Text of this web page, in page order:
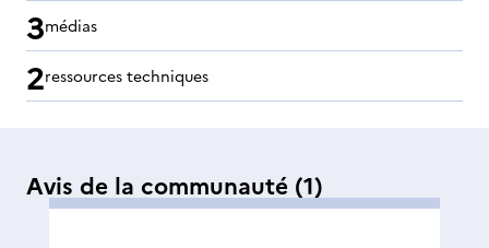
3médias
2ressources techniques
Avis de la communauté (1)